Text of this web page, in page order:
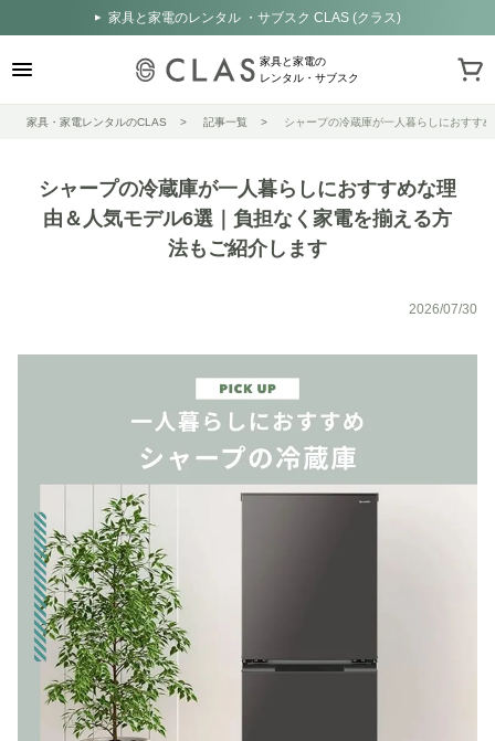
家具と家電のレンタル ・サブスク CLAS (クラス)
家具と家電の
レンタル・サブスク
家具・家電レンタルのCLAS 記事一覧 シャープの冷蔵庫が一人暮らしにおすす
シャープの冷蔵庫が一人暮らしにおすすめな理
由＆人気モデル6選｜負担なく家電を揃える方
法もご紹介します
2026/07/30